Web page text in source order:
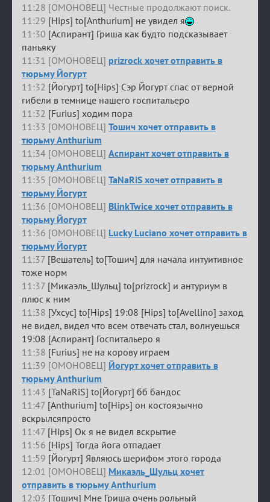
11:28 [ОМОНОВЕЦ] Честные продолжают поиск.
11:29 [Hips] to[Anthurium] не увидел я
11:30 [Аспирант] Гриша как будто подсказывает
паньяку
11:31 [ОМОНОВЕЦ] prizrock хочет отправить в
тюрьму Йогурт
11:32 [Йогурт] to[Hips] Сэр Йогурт спас от верной
гибели в темнице нашего госпитальеро
11:32 [Furius] ходим пора
11:33 [ОМОНОВЕЦ] Тошич хочет отправить в
тюрьму Anthurium
11:34 [ОМОНОВЕЦ] Аспирант хочет отправить в
тюрьму Anthurium
11:35 [ОМОНОВЕЦ] TaNaRiS хочет отправить в
тюрьму Йогурт
11:36 [ОМОНОВЕЦ] BlinkTwice хочет отправить в
тюрьму Йогурт
11:36 [ОМОНОВЕЦ] Lucky Luciano хочет отправить в
тюрьму Йогурт
11:37 [Вешатель] to[Тошич] для начала интуитивное
тоже норм
11:37 [Микаэль_Шульц] to[prizrock] и антуриум в
плюс к ним
11:38 [Ухсус] to[Hips] 19:08 [Hips] to[Avellino] заход
не видел, видел что всем отвечать стал, волнуешься
19:08 [Аспирант] Госпитальеро я
11:38 [Furius] не на корову играем
11:39 [ОМОНОВЕЦ] Йогурт хочет отправить в
тюрьму Anthurium
11:43 [TaNaRiS] to[Йогурт] бб бандос
11:47 [Anthurium] to[Hips] он костоязычно
вскрылсяпросто
11:47 [Hips] Ок я не видел вскрытие
11:56 [Hips] Тогда йога отпадает
11:59 [Йогурт] Являюсь шерифом этого города
12:01 [ОМОНОВЕЦ] Микаэль_Шульц хочет
отправить в тюрьму Anthurium
12:03 [Тошич] Мне Гриша очень рольный